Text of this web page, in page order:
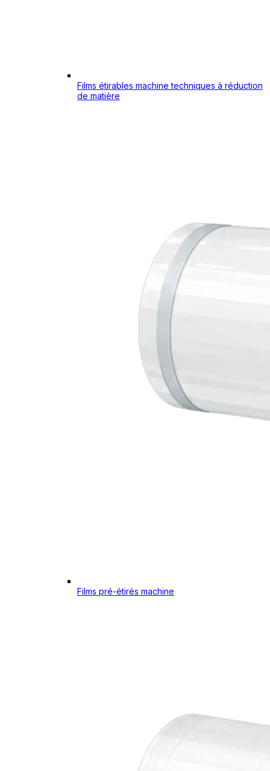
Films étirables machine techniques à réduction
de matière
Films pré-étirés machine